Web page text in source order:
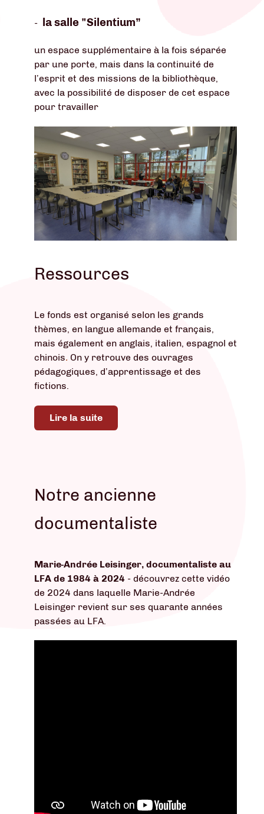
- la salle "Silentium”
un espace supplémentaire à la fois séparée
par une porte, mais dans la continuité de
l’esprit et des missions de la bibliothèque,
avec la possibilité de disposer de cet espace
pour travailler
Ressources
Le fonds est organisé selon les grands
thèmes, en langue allemande et français,
mais également en anglais, italien, espagnol et
chinois. On y retrouve des ouvrages
pédagogiques, d’apprentissage et des
fictions.
Lire la suite
Notre ancienne
documentaliste
Marie-Andrée Leisinger, documentaliste au
LFA de 1984 à 2024 - découvrez cette vidéo
de 2024 dans laquelle Marie-Andrée
Leisinger revient sur ses quarante années
passées au LFA.